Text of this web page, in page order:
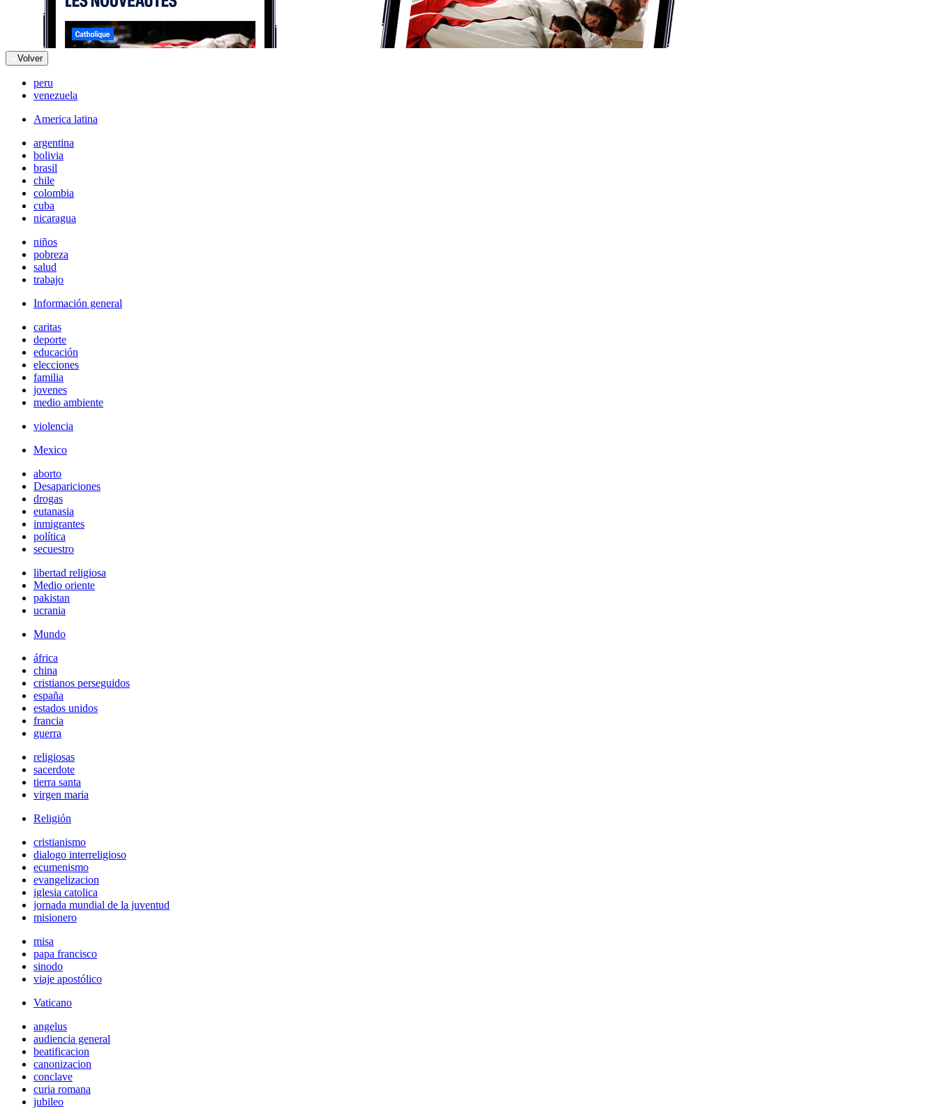
Volver
peru
venezuela
America latina
argentina
bolivia
brasil
chile
colombia
cuba
nicaragua
niños
pobreza
salud
trabajo
Información general
caritas
deporte
educación
elecciones
familia
jovenes
medio ambiente
violencia
Mexico
aborto
Desapariciones
drogas
eutanasia
inmigrantes
política
secuestro
libertad religiosa
Medio oriente
pakistan
ucrania
Mundo
áfrica
china
cristianos perseguidos
españa
estados unidos
francia
guerra
religiosas
sacerdote
tierra santa
virgen maria
Religión
cristianismo
dialogo interreligioso
ecumenismo
evangelizacion
iglesia catolica
jornada mundial de la juventud
misionero
misa
papa francisco
sinodo
viaje apostólico
Vaticano
angelus
audiencia general
beatificacion
canonizacion
conclave
curia romana
jubileo